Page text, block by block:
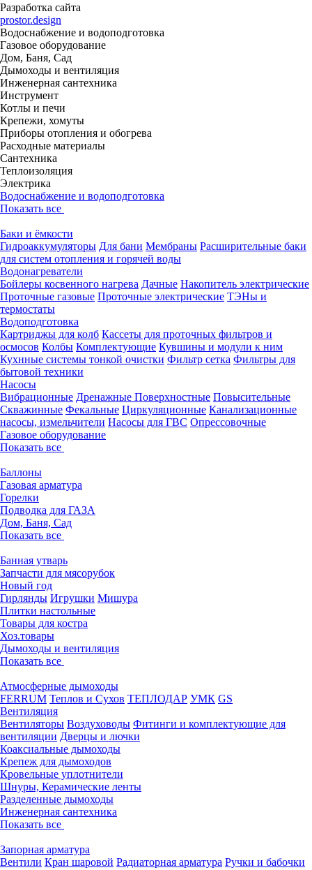
Разработка сайта
prostor.design
Водоснабжение и водоподготовка
Газовое оборудование
Дом, Баня, Сад
Дымоходы и вентиляция
Инженерная сантехника
Инструмент
Котлы и печи
Крепежи, хомуты
Приборы отопления и обогрева
Расходные материалы
Сантехника
Теплоизоляция
Электрика
Водоснабжение и водоподготовка
Показать все
Баки и ёмкости
Гидроаккумуляторы Для бани Мембраны Расширительные баки
для систем отопления и горячей воды
Водонагреватели
Бойлеры косвенного нагрева Дачные Накопитель электрические
Проточные газовые Проточные электрические ТЭНы и
термостаты
Водоподготовка
Картриджы для колб Кассеты для проточных фильтров и
осмосов Колбы Комплектующие Кувшины и модули к ним
Кухнные системы тонкой очистки Фильтр сетка Фильтры для
бытовой техники
Насосы
Вибрационные Дренажные Поверхностные Повысительные
Скважинные Фекальные Циркуляционные Канализационные
насосы, измельчители Насосы для ГВС Опрессовочные
Газовое оборудование
Показать все
Баллоны
Газовая арматура
Горелки
Подводка для ГАЗА
Дом, Баня, Сад
Показать все
Банная утварь
Запчасти для мясорубок
Новый год
Гирлянды Игрушки Мишура
Плитки настольные
Товары для костра
Хоз.товары
Дымоходы и вентиляция
Показать все
Атмосферные дымоходы
FERRUM Теплов и Сухов ТЕПЛОДАР УМК GS
Вентиляция
Вентиляторы Воздуховоды Фитинги и комплектующие для
вентиляции Дверцы и лючки
Коаксиальные дымоходы
Крепеж для дымоходов
Кровельные уплотнители
Шнуры, Керамические ленты
Разделенные дымоходы
Инженерная сантехника
Показать все
Запорная арматура
Вентили Кран шаровой Радиаторная арматура Ручки и бабочки